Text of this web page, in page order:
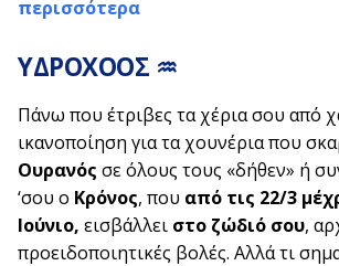
περισσότερα
ΥΔΡΟΧΟΟΣ ♒
Πάνω που έτριβες τα χέρια σου από
ικανοποίηση για τα χουνέρια που
Ουρανός σε όλους τους «δήθεν» ή
‘σου ο Κρόνος, που από τις 22/3
Ιούνιο, εισβάλλει στο ζώδιό σου,
προειδοποιητικές βολές. Αλλά τι